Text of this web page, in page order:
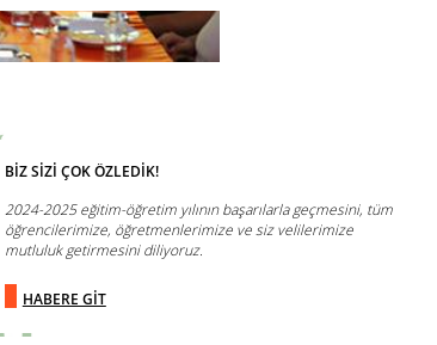
BİZ SİZİ ÇOK ÖZLEDİK!
2024-2025 eğitim-öğretim yılının başarılarla geçmesini, tüm
öğrencilerimize, öğretmenlerimize ve siz velilerimize
mutluluk getirmesini diliyoruz.
HABERE GİT